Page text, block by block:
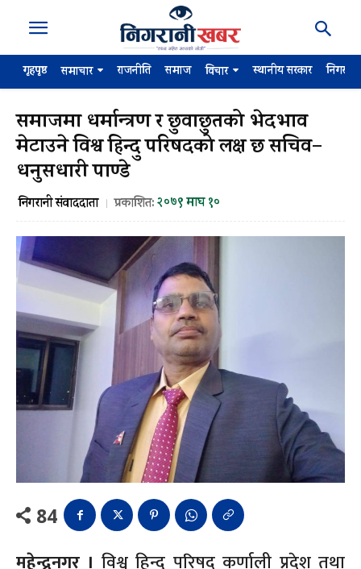
गृहपृष्ठ समाचार राजनीति समाज विचार स्थानीय सरकार
समाजमा धर्मान्त्रण र छुवाछुतको भेदभाव
मेटाउने विश्व हिन्दु परिषदको लक्ष छ सचिव–
धनुसधारी पाण्डे
निगरानी संवाददाता प्रकाशित:२०७९ माघ १०
84
महेन्द्रनगर । विश्व हिन्दु परिषद् कर्णाली प्रदेश तथा